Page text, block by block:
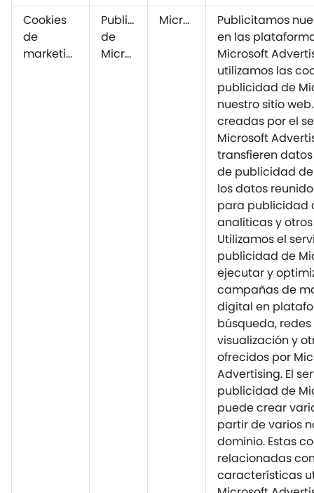
Cookies
de
marketing
Publicidad
de
Microsoft
Microsoft
Publicitamos
en las
Microsoft
utilizamos las
publicidad de
nuestro sitio
creadas por el
Microsoft
transfieren
de publicidad
los datos
para publicidad
analíticas y
Utilizamos el
publicidad de
ejecutar y
campañas de
digital en
búsqueda,
visualización y
ofrecidos por
Advertising. El
publicidad de
puede crear
partir de varios
dominio. Estas
relacionadas
características